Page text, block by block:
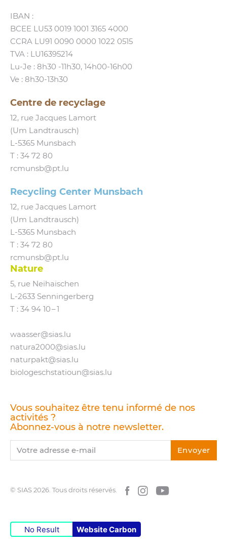
IBAN :
BCEE LU53 0019 1001 3165 4000
CCRA LU91 0090 0000 1022 0515
TVA : LU16395214
Lu-Je : 8h30 ‑11h30, 14h00-16h00
Ve : 8h30-13h30
Centre de recyclage
12, rue Jacques Lamort
(Um Landtrausch)
L‑5365 Munsbach
T : 34 72 80
rcmunsb@​pt.​lu
Recycling Center Munsbach
12, rue Jacques Lamort
(Um Landtrausch)
L‑5365 Munsbach
T : 34 72 80
rcmunsb@​pt.​lu
Nature
5, rue Neihaischen
L‑2633 Senningerberg
T : 34 94 10 – 1
waasser@​sias.​lu
natura2000@​sias.​lu
naturpakt@​sias.​lu
biologeschstatioun@​sias.​lu
Vous souhaitez être tenu informé de nos
activités ?
Abonnez-vous à notre newsletter.
Votre adresse e-mail Envoyer
© SIAS 2026. Tous droits réservés. FacebookInstagram
No Result Website Carbon